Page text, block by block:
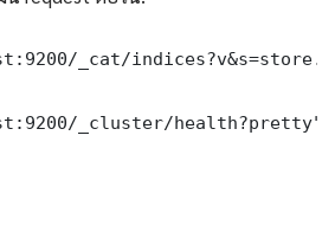
_cat/
_cluster/health?pretty"